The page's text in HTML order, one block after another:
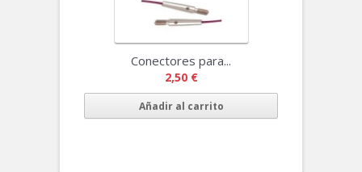
Conectores para...
2,50 €
Añadir al carrito